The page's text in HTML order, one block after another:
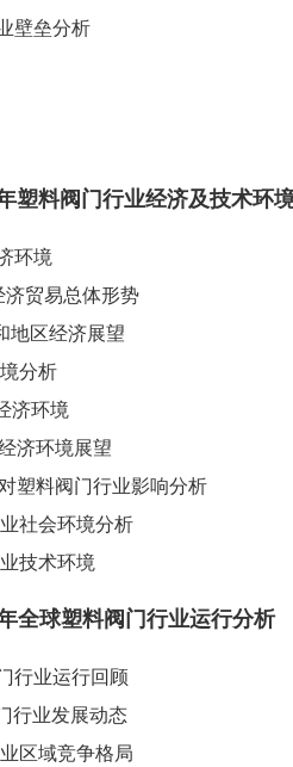
壁垒分析
塑料阀门行业经济及技术环
环境
济贸易总体形势
地区经济展望
分析
济环境
济环境展望
塑料阀门行业影响分析
社会环境分析
技术环境
全球塑料阀门行业运行分析
行业运行回顾
行业发展动态
区域竞争格局